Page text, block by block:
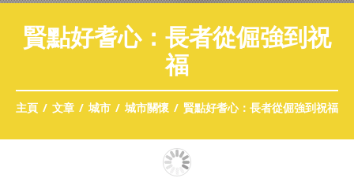
賢點好耆心：長者從倔強到祝
福
主頁 文章 城市 城市關懷 賢點好耆心：長者從倔強到祝福